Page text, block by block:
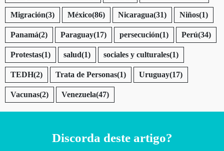
Migración(3) México(86) Nicaragua(31) Niños(1)
Panamá(2) Paraguay(17) persecución(1) Perú(34)
Protestas(1) salud(1) sociales y culturales(1)
TEDH(2) Trata de Personas(1) Uruguay(17)
Vacunas(2) Venezuela(47)
Discorda deste artigo?